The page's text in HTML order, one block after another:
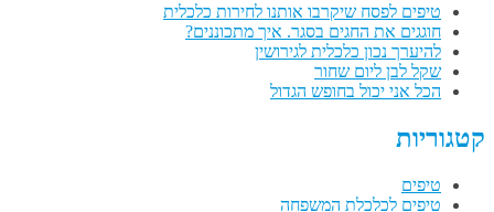
טיפים לפסח שיקרבו אותנו לחירות כלכלית
חוגגים את החגים בסגר. איך מתכוננים?
להיערך נכון כלכלית לגירושין
שקל לבן ליום שחור
הכל אני יכול בחופש הגדול
קטגוריות
טיפים
טיפים לכלכלת המשפחה